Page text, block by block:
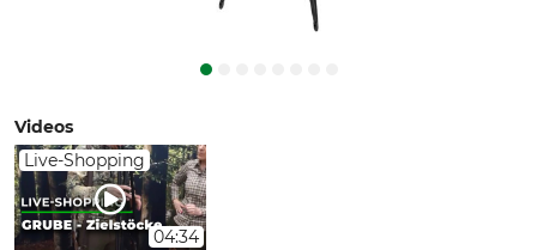
Videos
Live-Shopping
04:34